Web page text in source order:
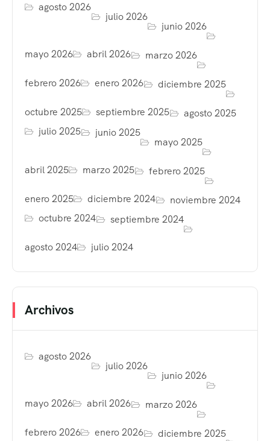
agosto 2026
julio 2026
junio 2026
mayo 2026 abril 2026 marzo 2026
febrero 2026 enero 2026 diciembre 2025
octubre 2025 septiembre 2025
agosto 2025
julio 2025
junio 2025
mayo 2025
abril 2025 marzo 2025 febrero 2025
enero 2025 diciembre 2024
noviembre 2024
octubre 2024
septiembre 2024
agosto 2024 julio 2024
Archivos
agosto 2026
julio 2026
junio 2026
mayo 2026 abril 2026 marzo 2026
febrero 2026 enero 2026 diciembre 2025